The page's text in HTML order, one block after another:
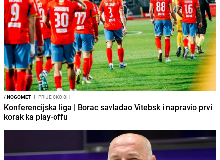
/NOGOMET I PRIJE OKO 8H
Konferencijska liga | Borac savladao Vitebsk i napravio prvi
korak ka play-offu